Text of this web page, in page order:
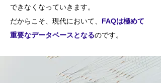
できなくなっていきます。
​だからこそ、現代において、 FAQは極めて
重要なデータベースとなるのです。